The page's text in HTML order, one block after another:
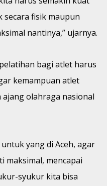
secara fisik maupun
nantinya,” ujarnya.
bagi atlet harus
kemampuan atlet
olahraga nasional
yang di Aceh, agar
maksimal, mencapai
syukur kita bisa